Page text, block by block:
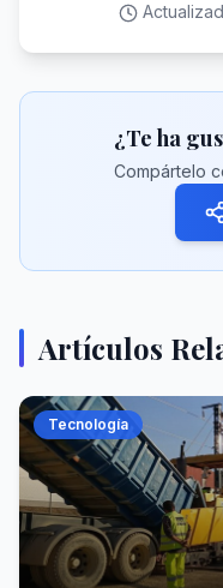
¿Te ha
Compártelo
Artículos
Tecnología